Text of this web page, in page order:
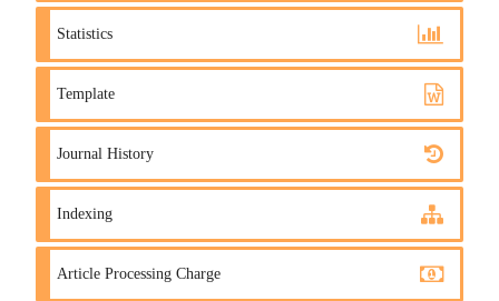
Statistics
Template
Journal History
Indexing
Article Processing Charge